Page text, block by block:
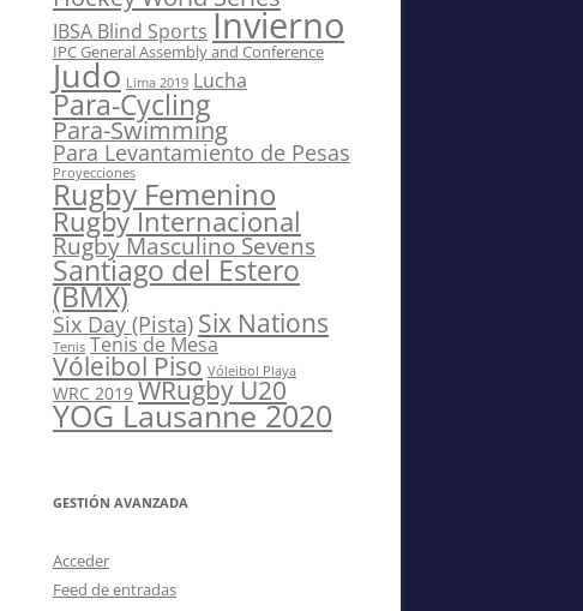
IBSA Blind Sports Invierno
IPC General Assembly and Conference
Judo Lima 2019 Lucha
Para-Cycling
Para-Swimming
Para Levantamiento de Pesas
Proyecciones
Rugby Femenino
Rugby Internacional
Rugby Masculino Sevens
Santiago del Estero
(BMX)
Six Day (Pista) Six Nations
Tenis Tenis de Mesa
Vóleibol Piso Vóleibol Playa
WRC 2019 WRugby U20
YOG Lausanne 2020
GESTIÓN AVANZADA
Acceder
Feed de entradas